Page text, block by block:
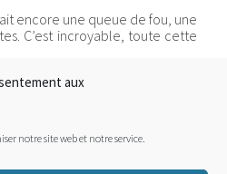
aux
notre site web et notre service.
encore une queue de fou, une
C’est incroyable, toute cette
Un long soupir soulagé sorti de
retrouvèrent celles de la
enfin fin. Il demanda vite à
soulager à nouveau ce
entre eux en affirmant chaque